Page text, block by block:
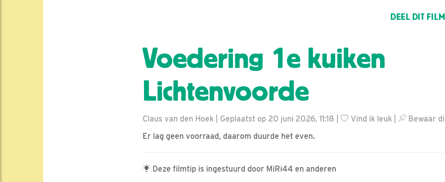
DEEL DIT
Voedering 1e kuiken
Lichtenvoorde
Claus van den Hoek | Geplaatst op 20 juni 2026, 11:18 | Vind ik leuk
Bewaar
Er lag geen voorraad, daarom duurde het even.
Deze filmtip is ingestuurd door MiRi44 en anderen